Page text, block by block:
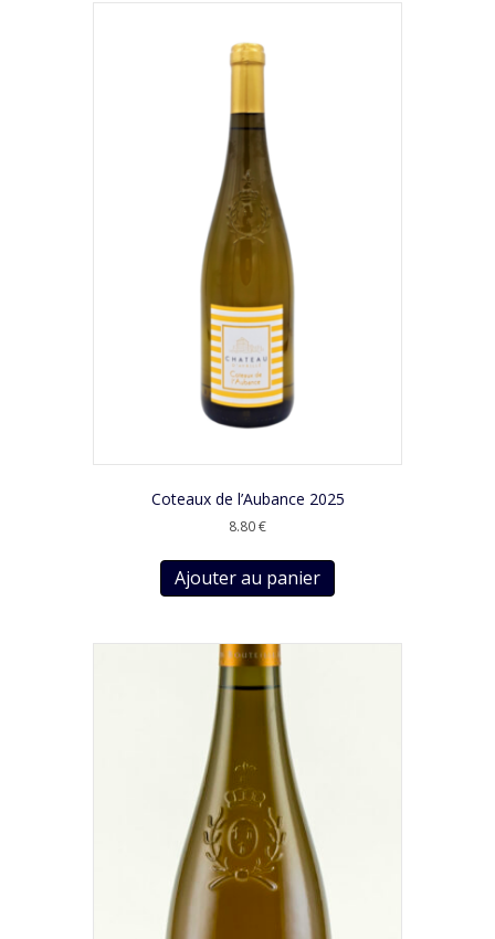
Coteaux de l’Aubance 2025
8.80€
Ajouter au panier